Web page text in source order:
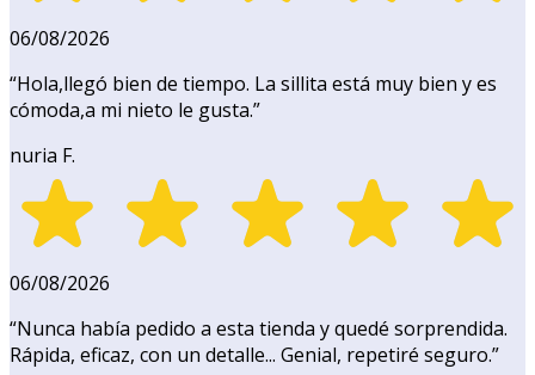
06/08/2026
“Hola,llegó bien de tiempo. La sillita está muy bien y es
cómoda,a mi nieto le gusta.”
nuria F.
06/08/2026
“Nunca había pedido a esta tienda y quedé sorprendida.
Rápida, eficaz, con un detalle... Genial, repetiré seguro.”